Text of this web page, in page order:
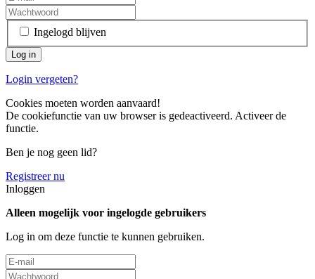
Ingelogd blijven
Login vergeten?
Cookies moeten worden aanvaard!
De cookiefunctie van uw browser is gedeactiveerd. Activeer de
functie.
Ben je nog geen lid?
Registreer nu
Inloggen
Alleen mogelijk voor ingelogde gebruikers
Log in om deze functie te kunnen gebruiken.